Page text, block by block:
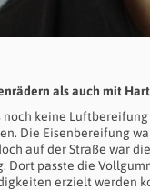
als auch mit
noch keine
Die Eisenbereifung
auf der Straße war
Dort passte die
erzielt werden